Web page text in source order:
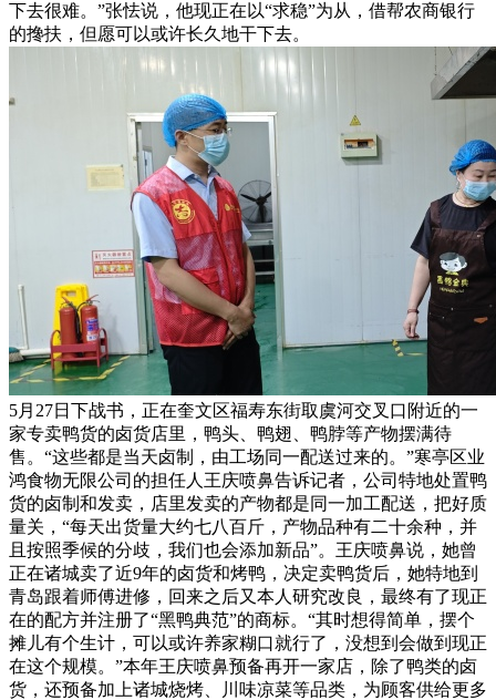
下去很难。”张怯说，他现正在以“求稳”为从，借帮农商银行
的搀扶，但愿可以或许长久地干下去。
5月27日下战书，正在奎文区福寿东街取虞河交叉口附近的一
家专卖鸭货的卤货店里，鸭头、鸭翅、鸭脖等产物摆满待
售。“这些都是当天卤制，由工场同一配送过来的。”寒亭区业
鸿食物无限公司的担任人王庆喷鼻告诉记者，公司特地处置鸭
货的卤制和发卖，店里发卖的产物都是同一加工配送，把好质
量关，“每天出货量大约七八百斤，产物品种有二十余种，并
且按照季候的分歧，我们也会添加新品”。王庆喷鼻说，她曾
正在诸城卖了近9年的卤货和烤鸭，决定卖鸭货后，她特地到
青岛跟着师傅进修，回来之后又本人研究改良，最终有了现正
在的配方并注册了“黑鸭典范”的商标。“其时想得简单，摆个
摊儿有个生计，可以或许养家糊口就行了，没想到会做到现正
在这个规模。”本年王庆喷鼻预备再开一家店，除了鸭类的卤
货，还预备加上诸城烧烤、川味凉菜等品类，为顾客供给更多